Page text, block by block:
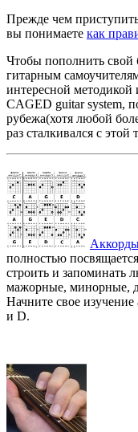
Прежде чем
вы понимаете как
Чтобы пополнить свой
гитарным
интересной методикой
CAGED guitar system,
рубежа(хотя любой
раз сталкивался с этой
полностью
строить и
мажорные, минорные,
Начните свое
и D.